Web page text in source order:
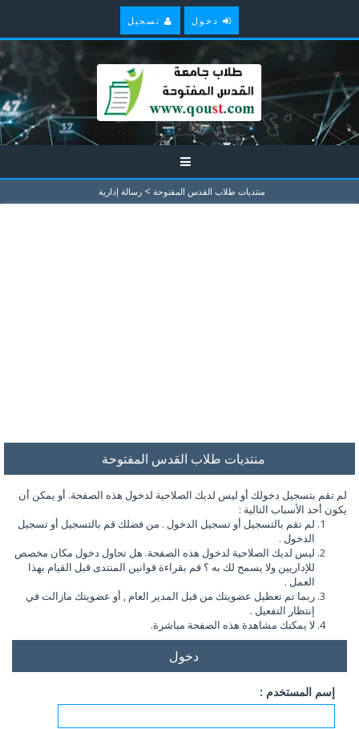
دخول تسجيل
منتديات طلاب القدس المفتوحة > رسالة إدارية
منتديات طلاب القدس المفتوحة
لم تقم بتسجيل دخولك أو ليس لديك الصلاحية لدخول هذه الصفحة. أو يمكن أن
يكون أحد الأسباب التالية :
لم تقم بالتسجيل أو تسجيل الدخول . من فضلك قم بالتسجيل أو تسجيل
الدخول .
ليس لديك الصلاحية لدخول هذه الصفحة. هل تحاول دخول مكان مخصص
للإداريين ولا يسمح لك به ؟ قم بقراءة قوانين المنتدى قبل القيام بهذا
العمل .
ربما تم تعطيل عضويتك من قبل المدير العام , أو عضويتك مازالت في
إنتظار التفعيل .
لا يمكنك مشاهدة هذه الصفحة مباشرة.
دخول
إسم المستخدم :